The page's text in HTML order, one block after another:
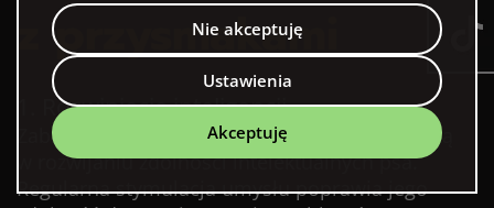
z przysmakami
1. Rozwinięcie inteligencji
Zabawy interaktywne z przysmakami pomagają
w rozwijaniu zdolności intelektualnych psa.
Regularna stymulacja umysłu poprawia jego
Akceptuję
Nie akceptuję
Ustawienia